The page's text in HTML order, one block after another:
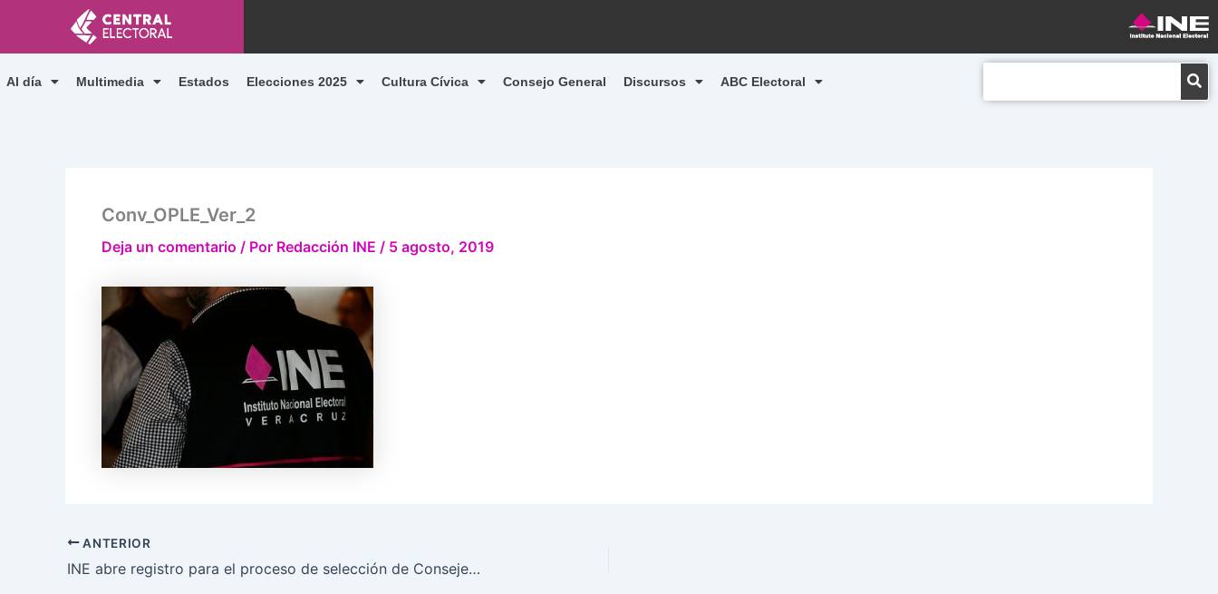
contenido
Al día Multimedia Estados Elecciones 2025 Cultura Cívica Consejo General Discursos ABC Electoral
Conv_OPLE_Ver_2
Deja un comentario / Por Redacción INE / 5 agosto, 2019
ANTERIOR
INE abre registro para el proceso de selección de Consejera Electoral del Organismo Público Local del Estado de Veracruz